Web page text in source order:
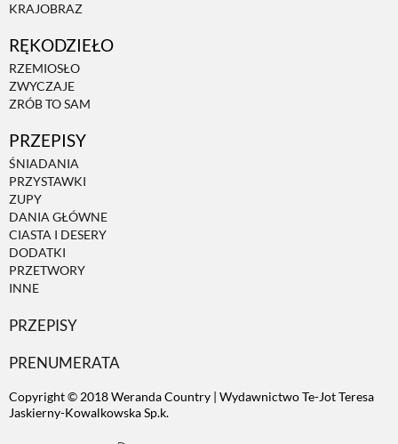
KRAJOBRAZ
RĘKODZIEŁO
RZEMIOSŁO
ZWYCZAJE
ZRÓB TO SAM
PRZEPISY
ŚNIADANIA
PRZYSTAWKI
ZUPY
DANIA GŁÓWNE
CIASTA I DESERY
DODATKI
PRZETWORY
INNE
PRZEPISY
PRENUMERATA
Copyright © 2018 Weranda Country | Wydawnictwo Te-Jot Teresa
Jaskierny-Kowalkowska Sp.k.